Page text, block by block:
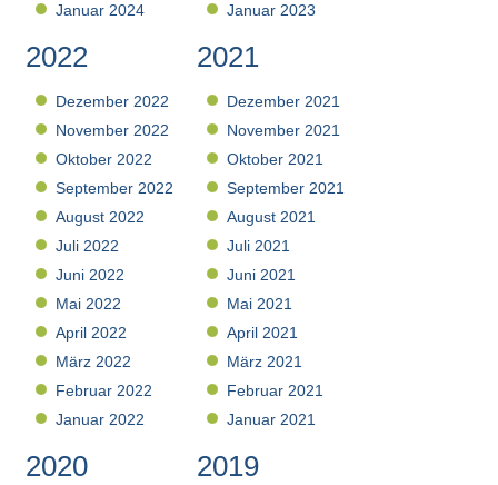
Januar 2024 Januar 2023
2022
Dezember 2022
November 2022
Oktober 2022
September 2022
August 2022
Juli 2022
Juni 2022
Mai 2022
April 2022
März 2022
Februar 2022
Januar 2022
2021
Dezember 2021
November 2021
Oktober 2021
September 2021
August 2021
Juli 2021
Juni 2021
Mai 2021
April 2021
März 2021
Februar 2021
Januar 2021
2020 2019